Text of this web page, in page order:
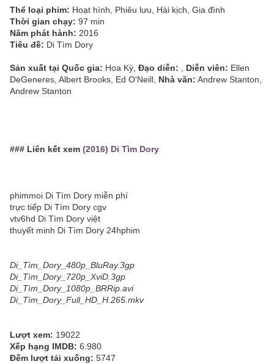
Thể loại phim: Hoạt hình, Phiêu lưu, Hài kịch, Gia đình
Thời gian chạy: 97 min
Năm phát hành: 2016
Tiêu đề: Di Tìm Dory
Sản xuất tại Quốc gia: Hoa Kỳ, Đạo diễn: Diễn viên: Ellen
DeGeneres, Albert Brooks, Ed O'Neill, Nhà văn: Andrew Stanton,
Andrew Stanton
### Liên kết xem (2016) Di Tìm Dory
phimmoi Di Tìm Dory miễn phí
trực tiếp Di Tìm Dory cgv
vtv6hd Di Tìm Dory việt
thuyết minh Di Tìm Dory 24hphim
Di_Tìm_Dory_480p_BluRay.3gp
Di_Tìm_Dory_720p_XviD.3gp
Di_Tìm_Dory_1080p_BRRip.avi
Di_Tìm_Dory_Full_HD_H.265.mkv
Lượt xem: 19022
Xếp hạng IMDB: 6.980
Đếm lượt tải xuống: 5747